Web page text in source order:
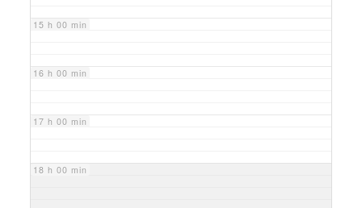
15 h 00 min
16 h 00 min
17 h 00 min
18 h 00 min